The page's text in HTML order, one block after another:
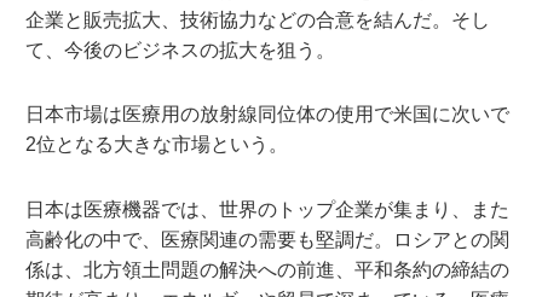
企業と販売拡大、技術協力などの合意を結んだ。そし
て、今後のビジネスの拡大を狙う。
日本市場は医療用の放射線同位体の使用で米国に次いで
2位となる大きな市場という。
日本は医療機器では、世界のトップ企業が集まり、また
高齢化の中で、医療関連の需要も堅調だ。ロシアとの関
係は、北方領土問題の解決への前進、平和条約の締結の